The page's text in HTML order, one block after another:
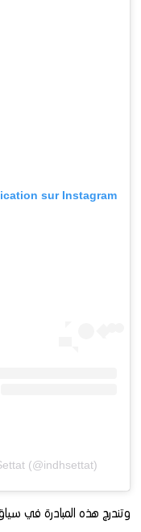
sur Instagram
(@indhsettat)
وتندرج هذه المبادرة في سياق